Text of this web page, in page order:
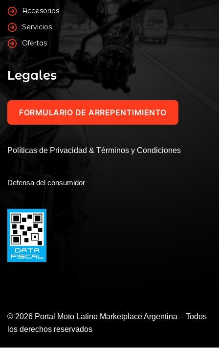
Accesorios
Servicios
Ofertas
Legales
FORMULARIO DE ARREPENTIMIENTO
Políticas de Privacidad & Términos y Condiciones
Defensa del consumidor
© 2026 Portal Moto Latino Marketplace Argentina – Todos
los derechos reservados